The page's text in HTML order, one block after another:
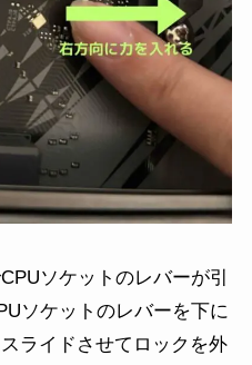
ソケットのレバーが引
ソケットのレバーを下に
ライドさせてロックを外